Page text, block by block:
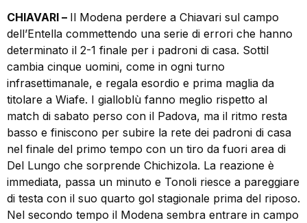
CHIAVARI – Il Modena perdere a Chiavari sul campo
dell’Entella commettendo una serie di errori che hanno
determinato il 2-1 finale per i padroni di casa. Sottil
cambia cinque uomini, come in ogni turno
infrasettimanale, e regala esordio e prima maglia da
titolare a Wiafe. I gialloblù fanno meglio rispetto al
match di sabato perso con il Padova, ma il ritmo resta
basso e finiscono per subire la rete dei padroni di casa
nel finale del primo tempo con un tiro da fuori area di
Del Lungo che sorprende Chichizola. La reazione è
immediata, passa un minuto e Tonoli riesce a pareggiare
di testa con il suo quarto gol stagionale prima del riposo.
Nel secondo tempo il Modena sembra entrare in campo